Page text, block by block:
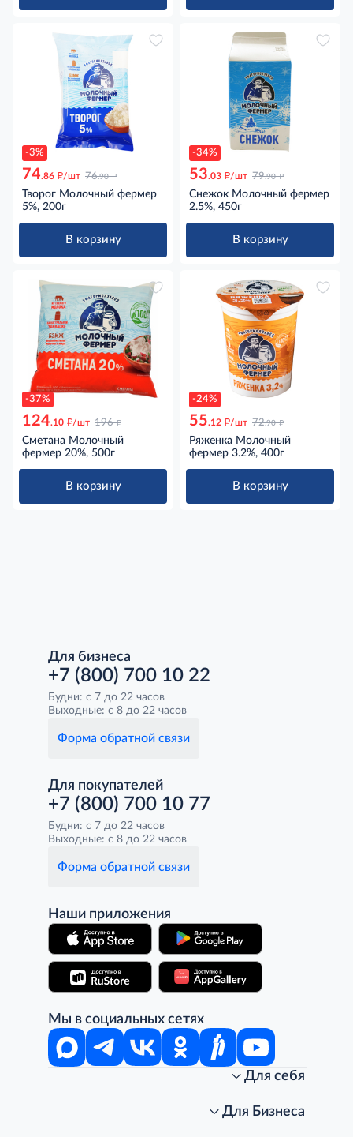
-3%
74.86 д/шт 76.90 д
Творог Молочный фермер
5%, 200г
В корзину
-34%
53.03 д/шт 79.90 д
Снежок Молочный фермер
2.5%, 450г
В корзину
-37%
124.10 д/шт 196 д
Сметана Молочный
фермер 20%, 500г
В корзину
-24%
55.12 д/шт 72.90 д
Ряженка Молочный
фермер 3.2%, 400г
В корзину
Для бизнеса
+7 (800) 700 10 22
Будни: с 7 до 22 часов
Выходные: с 8 до 22 часов
Форма обратной связи
Для покупателей
+7 (800) 700 10 77
Будни: с 7 до 22 часов
Выходные: с 8 до 22 часов
Форма обратной связи
Наши приложения
Мы в социальных сетях
Для себя
Стань клиентом METRO
Для Бизнеса